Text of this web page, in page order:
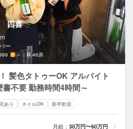
四喜
ー
－ 46席
髪色タトゥーOK アルバイト
不要 勤務時間4時間～
あり ネイルOK 新卒歓迎
月給： 30万円〜60万円